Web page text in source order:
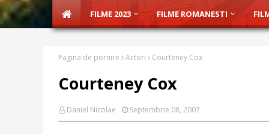
FILME 2023 FILME ROMANESTI
Pagina de pornire Actori Courteney Cox
Courteney Cox
Daniel Nicolae Septembrie 08, 2007